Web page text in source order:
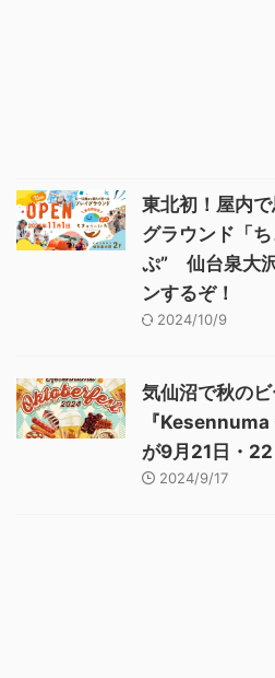
東北初！屋内
グラウンド「
ぷ” 仙台泉大
ンするぞ！
2024/10/9
気仙沼で秋の
『
が9月21日・22
2024/9/17